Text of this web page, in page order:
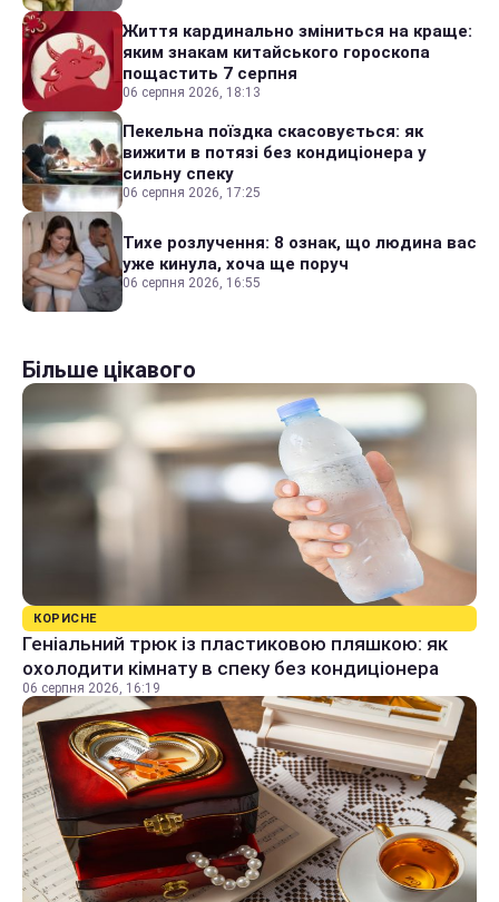
Життя кардинально зміниться на краще:
яким знакам китайського гороскопа
пощастить 7 серпня
06 серпня 2026, 18:13
Пекельна поїздка скасовується: як
вижити в потязі без кондиціонера у
сильну спеку
06 серпня 2026, 17:25
Тихе розлучення: 8 ознак, що людина вас
уже кинула, хоча ще поруч
06 серпня 2026, 16:55
Більше цікавого
КОРИСНЕ
Геніальний трюк із пластиковою пляшкою: як
охолодити кімнату в спеку без кондиціонера
06 серпня 2026, 16:19